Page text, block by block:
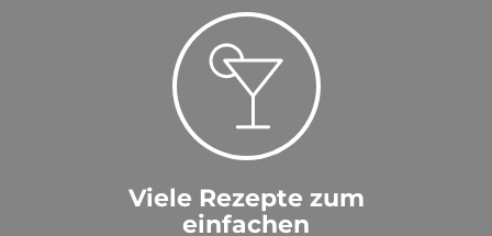
Viele Rezepte zum
einfachen